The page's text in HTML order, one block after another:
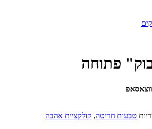
פתוחה
טבעות חריטה, קולקציית אהבה